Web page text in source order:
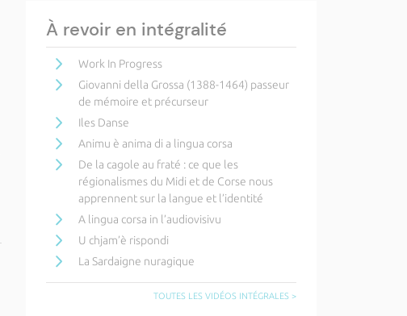
À revoir en intégralité
Work In Progress
Giovanni della Grossa (1388-1464) passeur
de mémoire et précurseur
Iles Danse
Animu è anima di a lingua corsa
De la cagole au fraté : ce que les
régionalismes du Midi et de Corse nous
apprennent sur la langue et l’identité
A lingua corsa in l’audiovisivu
U chjam’è rispondi
La Sardaigne nuragique
TOUTES LES VIDÉOS INTÉGRALES >